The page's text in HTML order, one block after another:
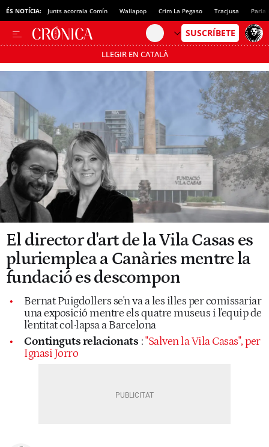
ÉS NOTÍCIA: Junts acorrala Comín Wallapop Crim La Pegaso Tracjusa Parla
LLEGIR EN CATALÀ
Passa’t al mode estalvi
El director d'art de la Vila Casas es
pluriemplea a Canàries mentre la
fundació es descompon
Bernat Puigdollers se'n va a les illes per comissariar
una exposició mentre els quatre museus i l'equip de
l'entitat col·lapsa a Barcelona
Continguts relacionats :"Salven la Vila Casas", per
Ignasi Jorro